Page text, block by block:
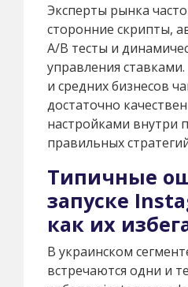
Эксперты рынка
сторонние скрипты,
A/B тесты и
управления
и средних бизнесов
достаточно
настройками внутри
правильных
Типичные
запуске
как их
В украинском
встречаются одни и